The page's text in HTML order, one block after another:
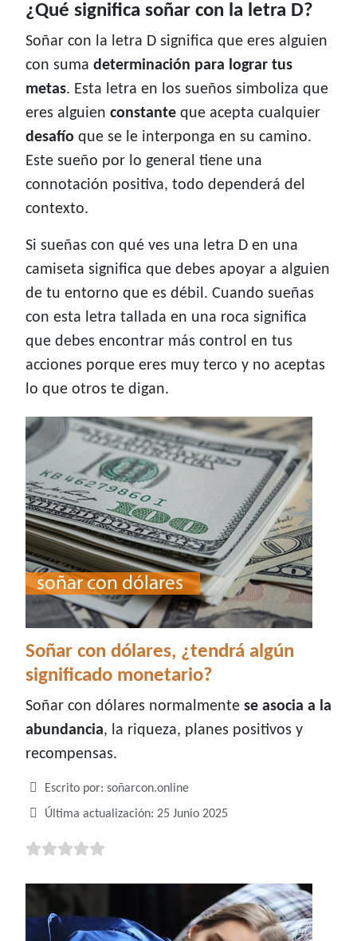
¿Qué significa soñar con la letra D?
Soñar con la letra D significa que eres alguien
con suma determinación para lograr tus
metas. Esta letra en los sueños simboliza que
eres alguien constante que acepta cualquier
desafío que se le interponga en su camino.
Este sueño por lo general tiene una
connotación positiva, todo dependerá del
contexto.
Si sueñas con qué ves una letra D en una
camiseta significa que debes apoyar a alguien
de tu entorno que es débil. Cuando sueñas
con esta letra tallada en una roca significa
que debes encontrar más control en tus
acciones porque eres muy terco y no aceptas
lo que otros te digan.
Soñar con dólares, ¿tendrá algún
significado monetario?
Soñar con dólares normalmente se asocia a la
abundancia, la riqueza, planes positivos y
recompensas.
Detalles
Escrito por: soñarcon.online
Última actualización: 25 Junio 2025